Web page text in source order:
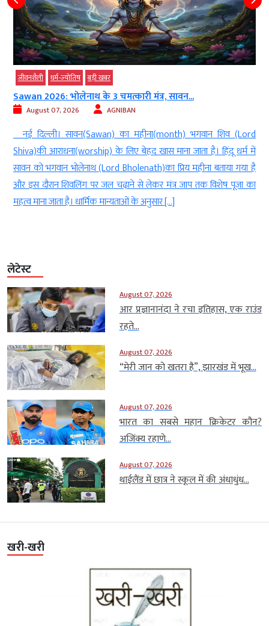
जीवनशैली धर्म-ज्‍योतिष बड़ी खबर
Sawan 2026: भोलेनाथ के 3 चमत्कारी मंत्र, सावन...
August 07, 2026 AGNIBAN
नई दिल्ली। सावन(Sawan) का महीना(month) भगवान शिव (Lord
Shiva)की आराधना(worship) के लिए बेहद खास माना जाता है। हिंदू धर्म में
सावन को भगवान भोलेनाथ (Lord Bholenath)का प्रिय महीना बताया गया है
और इस दौरान शिवलिंग पर जल चढ़ाने से लेकर मंत्र जाप तक विशेष पूजा का
महत्व माना जाता है। धार्मिक मान्यताओं के अनुसार […]
लेटेस्ट
August 07, 2026
आर प्रज्ञानानंदा ने रचा इतिहास, एक राउंड
रहते...
August 07, 2026
“मेरी जान को खतरा है”, झारखंड में भूख...
August 07, 2026
भारत का सबसे महान क्रिकेटर कौन?
अजिंक्य रहाणे...
August 07, 2026
थाईलैंड में छात्र ने स्कूल में की अंधाधुंध...
खरी-खरी